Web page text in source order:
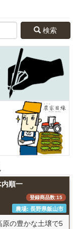
検索
順一
登録商品数:15
農場: 長野県飯山市
の豊かな土壌で5